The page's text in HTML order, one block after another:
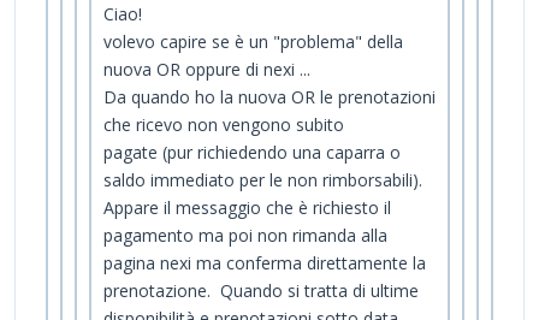
Ciao!
volevo capire se è un "problema" della
nuova OR oppure di nexi ...
Da quando ho la nuova OR le prenotazioni
che ricevo non vengono subito
pagate (pur richiedendo una caparra o
saldo immediato per le non rimborsabili).
Appare il messaggio che è richiesto il
pagamento ma poi non rimanda alla
pagina nexi ma conferma direttamente la
prenotazione. Quando si tratta di ultime